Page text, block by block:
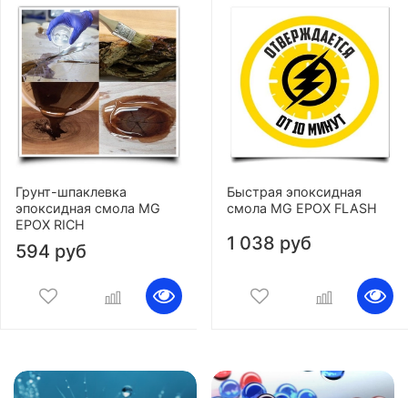
Грунт-шпаклевка
эпоксидная смола MG
EPOX RICH
594 руб
Быстрая эпоксидная
смола MG EPOX FLASH
1 038 руб